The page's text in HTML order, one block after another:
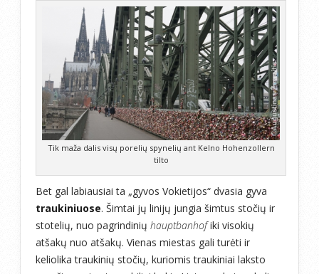
Tik maža dalis visų porelių spynelių ant Kelno Hohenzollern
tilto
Bet gal labiausiai ta „gyvos Vokietijos“ dvasia gyva
traukiniuose. Šimtai jų linijų jungia šimtus stočių ir
stotelių, nuo pagrindinių hauptbanhofiki visokių
atšakų nuo atšakų. Vienas miestas gali turėti ir
keliolika traukinių stočių, kuriomis traukiniai laksto